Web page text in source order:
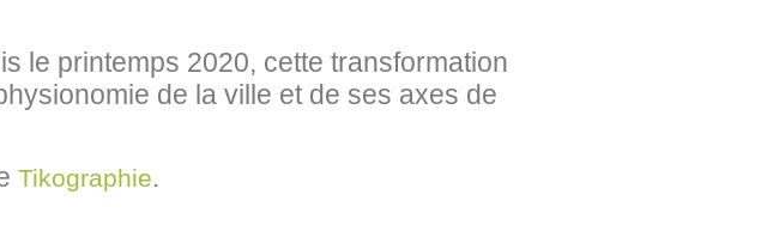
le printemps 2020, cette transformation
de la ville et de ses axes de
Tikographie.